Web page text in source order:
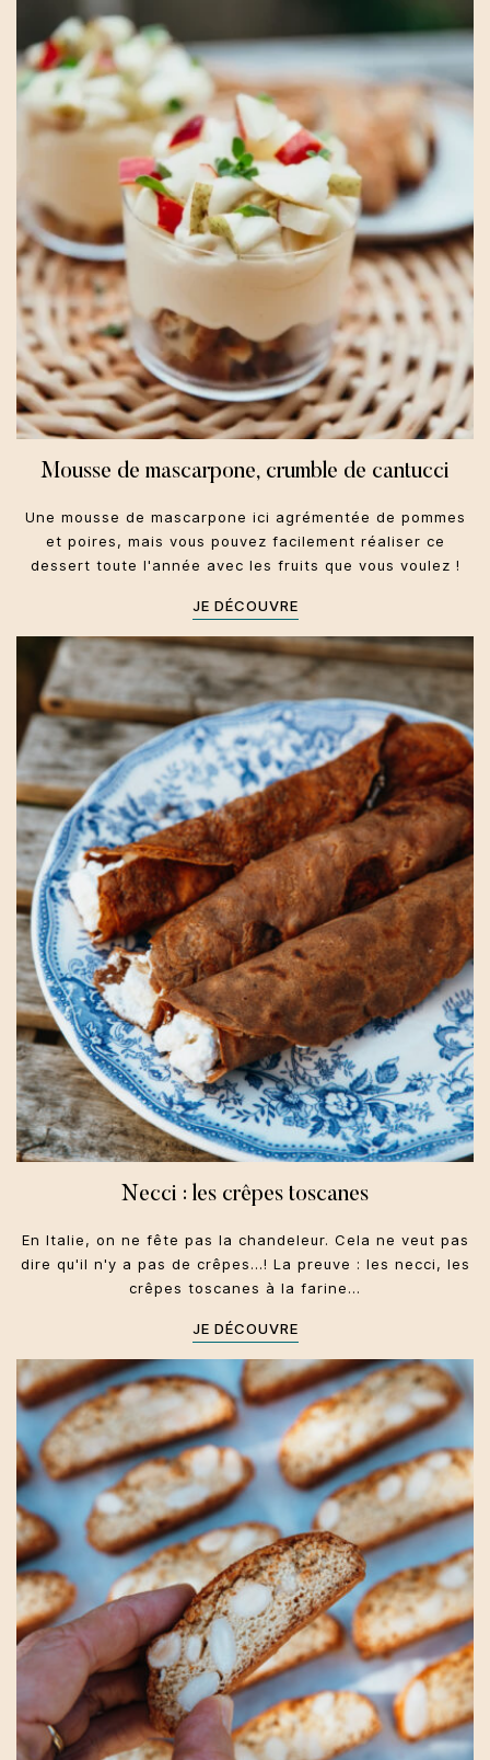
Toute l'année
Mousse de mascarpone, crumble de cantucci
Une mousse de mascarpone ici agrémentée de pommes
et poires, mais vous pouvez facilement réaliser ce
dessert toute l'année avec les fruits que vous voulez !
JE DÉCOUVRE
Toscane
Dolci
Automne
Necci : les crêpes toscanes
En Italie, on ne fête pas la chandeleur. Cela ne veut pas
dire qu'il n'y a pas de crêpes...! La preuve : les necci, les
crêpes toscanes à la farine…
JE DÉCOUVRE
Toscane
Dolci
Toute l'année